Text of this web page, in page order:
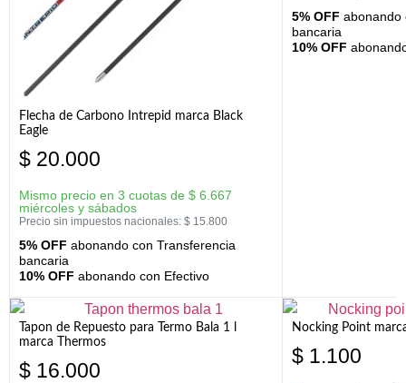
Flecha de Carbono Intrepid marca Black
Eagle
$ 20.000
Mismo precio en 3 cuotas de $ 6.667
miércoles y sábados
Precio sin impuestos nacionales: $ 15.800
5% OFF abonando con Transferencia
bancaria
10% OFF abonando con Efectivo
5% OFF abonando
bancaria
10% OFF
Tapon de Repuesto para Termo Bala 1 l
marca Thermos
$ 16.000
Nocking Point
$ 1.100